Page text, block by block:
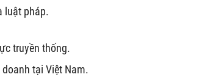
luật pháp.
truyền thống.
tại Việt Nam.